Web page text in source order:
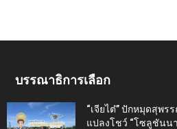
บรรณาธิการเลือก
“เจียไต๋” ปักหมุดสุพร
แปลงโชว์ “โซลูชันน